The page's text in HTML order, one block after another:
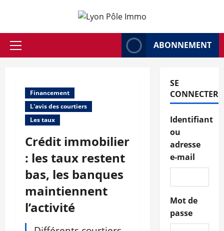
contenu
Menu
ABONNEMENT
Financement
L'avis des courtiers
Les taux
Crédit immobilier
: les taux restent
bas, les banques
maintiennent
l’activité
SE
CONNECTER
Identifiant
ou
adresse
e-mail
Mot de
passe